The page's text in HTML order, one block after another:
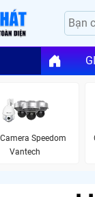
Speedom
Vantech